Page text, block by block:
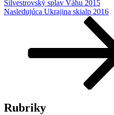
Silvestrovský splav Váhu 2015
Ďalší
Nasledujúca Ukrajina skialp 2016
Rubriky